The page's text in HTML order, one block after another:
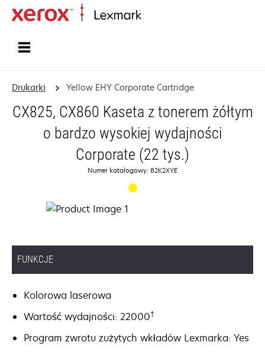
Drukarki Yellow EHY Corporate Cartridge
CX825, CX860 Kaseta z tonerem żółtym
o bardzo wysokiej wydajności
Corporate (22 tys.)
Numer katalogowy: 82K2XYE
FUNKCJE
Kolorowa laserowa
Wartość wydajności: 22000†
Program zwrotu zużytych wkładów Lexmarka: Yes